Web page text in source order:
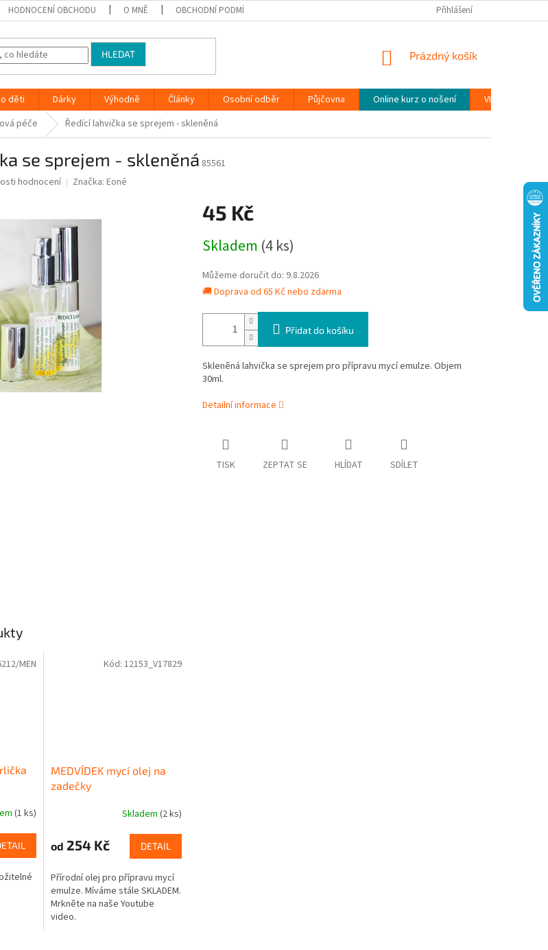
HODNOCENÍ OBCHODU O MNĚ OBCHODNÍ PODMÍNKY PODMÍNKY OCHRANY OSOBNÍCH ÚDAJŮ (GDPR)
Přihlášení
HLEDAT
NÁKUPNÍ
Prázdný košík
děti Dárky Výhodně Články Osobní odběr Půjčovna Online kurz o nošení
VIDEONÁVODY
péče Ředící lahvička se sprejem - skleněná
se sprejem - skleněná 85561
hodnocení Značka: Eoné
45 Kč
cena:
Skladem (4 ks)
Můžeme doručit do: 9.8.2026
🚚 Doprava od 65 Kč nebo zdarma
Přidat do košíku
Skleněná lahvička se sprejem pro přípravu mycí emulze. Objem
30ml.
Detailní informace
TISK ZEPTAT SE HLÍDAT SDÍLET
(1 ks)
MEN
MEDVÍDEK mycí olej na
zadečky
produktu
je
z
5
hvězdiček.
Skladem (2 ks)
od 254 Kč DETAIL
Přírodní olej pro přípravu mycí
emulze. Míváme stále SKLADEM.
Mrkněte na naše Youtube
video.
Kód: 12153_V17829